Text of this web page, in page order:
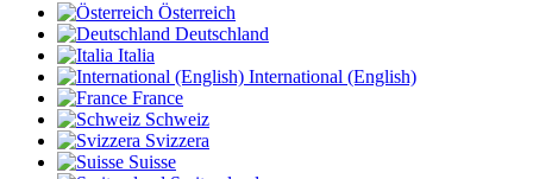
Österreich
Deutschland
Italia
International (English)
France
Schweiz
Svizzera
Suisse